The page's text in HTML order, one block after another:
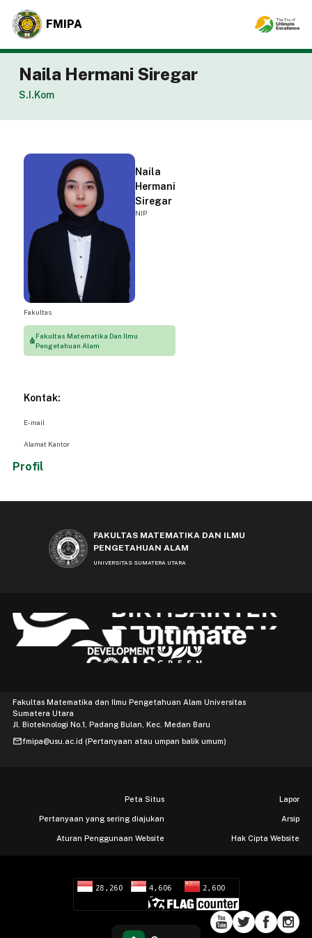
FMIPA
Naila Hermani Siregar
S.I.Kom
Naila
Hermani
Siregar
NIP
Fakultas
Fakultas Matematika Dan Ilmu
Pengetahuan Alam
Kontak:
E-mail
Alamat Kantor
Profil
FAKULTAS MATEMATIKA DAN ILMU
PENGETAHUAN ALAM
UNIVERSITAS SUMATERA UTARA
Fakultas Matematika dan Ilmu Pengetahuan Alam Universitas
Sumatera Utara
Jl. Bioteknologi No.1, Padang Bulan, Kec. Medan Baru
mailfmipa@usu.ac.id (Pertanyaan atau umpan balik umum)
Peta Situs Lapor
Pertanyaan yang sering diajukan Arsip
Aturan Penggunaan Website Hak Cipta Website